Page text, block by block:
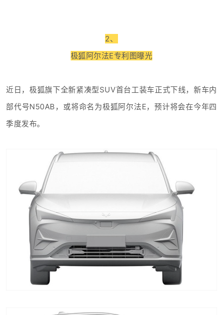
2、
极狐阿尔法E专利图曝光
近日，极狐旗下全新紧凑型SUV首台工装车正式下线，新车内
部代号N50AB，或将命名为极狐阿尔法E，预计将会在今年四
季度发布。